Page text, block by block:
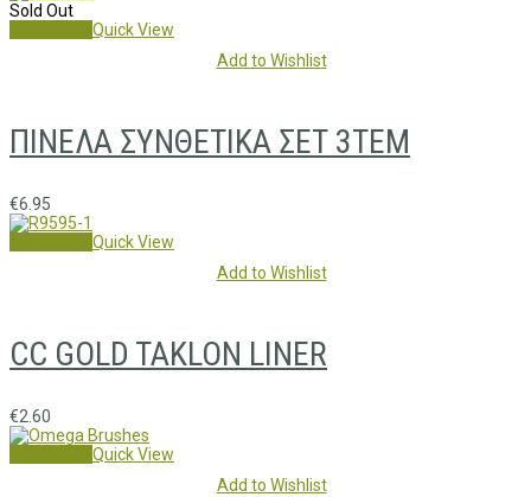
Sold Out
Quick View
Add to Wishlist
ΠΙΝΕΛΑ ΣΥΝΘΕΤΙΚΑ ΣΕΤ 3ΤΕΜ
€6.95
Quick View
Add to Wishlist
CC GOLD TAKLON LINER
€2.60
Quick View
Add to Wishlist